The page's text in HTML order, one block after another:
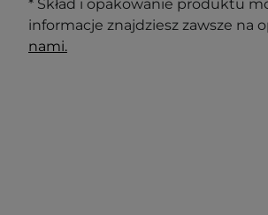
* Skład i opakowanie produktu
informacje znajdziesz zawsze na
nami.